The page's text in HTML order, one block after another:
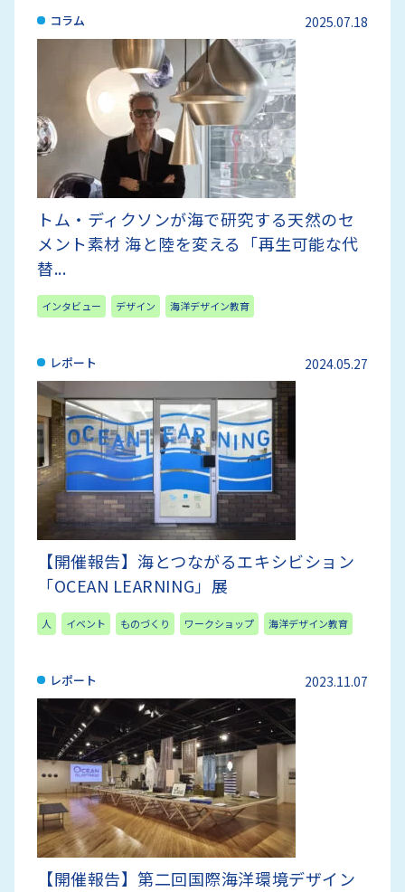
コラム 2025.07.18
トム・ディクソンが海で研究する天然のセ
メント素材 海と陸を変える「再生可能な代
替...
インタビュー デザイン 海洋デザイン教育
レポート 2024.05.27
【開催報告】海とつながるエキシビション
「OCEAN LEARNING」展
人 イベント ものづくり ワークショップ 海洋デザイン教育
レポート 2023.11.07
【開催報告】第二回国際海洋環境デザイン